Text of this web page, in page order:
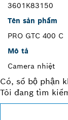
3601K83150
Tên sản phẩm
PRO GTC 400 C
Mô tả
Camera nhiệt
Có, số bộ phận
Tôi đang tìm